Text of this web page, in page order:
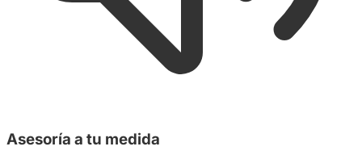
Asesoría a tu medida